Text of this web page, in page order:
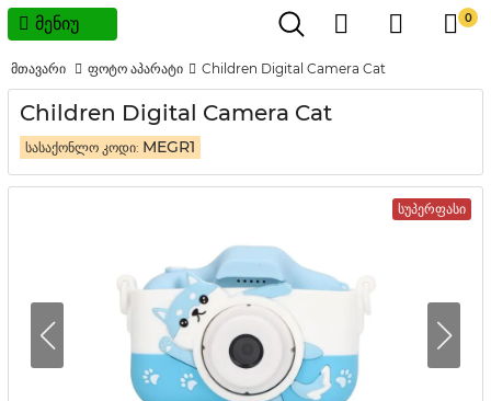
მენიუ 0
მთავარი ფოტო აპარატი Children Digital Camera Cat
Children Digital Camera Cat
სასაქონლო კოდი: MEGR1
სუპერფასი